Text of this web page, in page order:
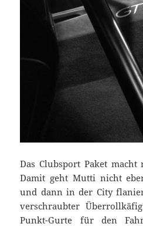
Das Clubsport Paket
Damit geht Mutti nicht
und dann in der City
verschraubter
Punkt-Gurte für den